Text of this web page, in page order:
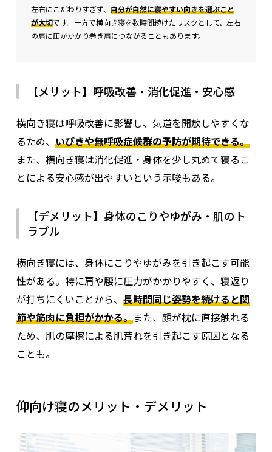
左右にこだわりすぎず、 自分が自然に寝やすい向きを選ぶこと
が大切です。一方で横向き寝を数時間続けたリスクとして、左右
の肩に圧がかかり巻き肩につながることもあります。
【メリット】呼吸改善・消化促進・安心感
横向き寝は呼吸改善に影響し、気道を開放しやすくな
るため、 いびきや無呼吸症候群の予防が期待できる。
また、横向き寝は消化促進・身体を少し丸めて寝るこ
とによる安心感が出やすいという示唆もある。
【デメリット】身体のこりやゆがみ・肌のト
ラブル
横向き寝には、身体にこりやゆがみを引き起こす可能
性がある。特に肩や腰に圧力がかかりやすく、寝返り
が打ちにくいことから、 長時間同じ姿勢を続けると関
節や筋肉に負担がかかる。また、顔が枕に直接触れる
ため、肌の摩擦による肌荒れを引き起こす原因となる
ことも。
仰向け寝のメリット・デメリット